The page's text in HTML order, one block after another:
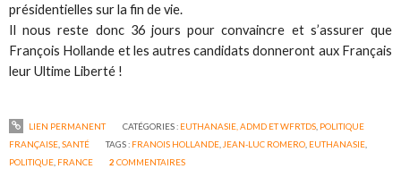
présidentielles sur la fin de vie.
Il nous reste donc 36 jours pour convaincre et s’assurer que
François Hollande et les autres candidats donneront aux Français
leur Ultime Liberté !
LIEN PERMANENT CATÉGORIES : EUTHANASIE, ADMD ET WFRTDS, POLITIQUE
FRANÇAISE ,SANTÉ TAGS : FRANOIS HOLLANDE JEAN-LUC ROMERO EUTHANASIE
POLITIQUE FRANCE 2 COMMENTAIRES